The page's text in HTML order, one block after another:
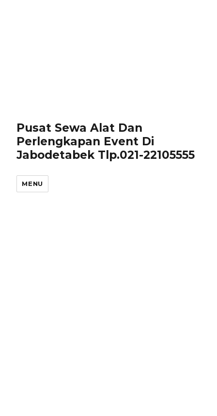
Pusat Sewa Alat Dan
Perlengkapan Event Di
Jabodetabek Tlp.021-22105555
MENU